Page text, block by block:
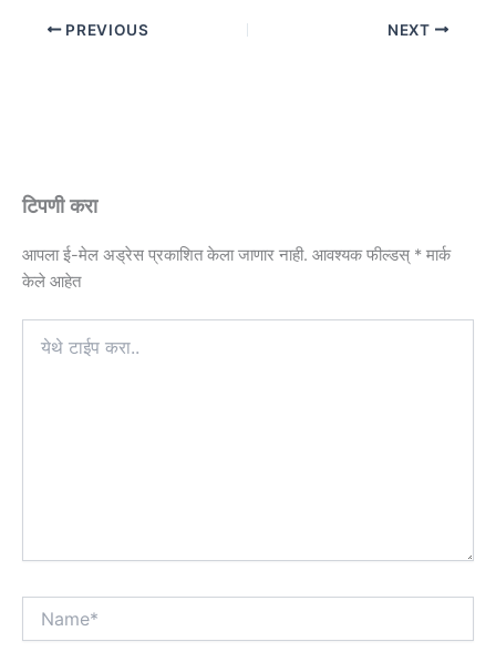
PREVIOUS NEXT
टिपणी करा
आपला ई-मेल अड्रेस प्रकाशित केला जाणार नाही. आवश्यक फील्डस् * मार्क
केले आहेत
टाईप